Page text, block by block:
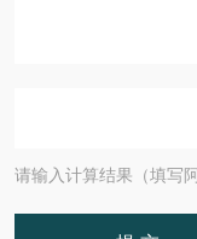
请输入计算结果（填写